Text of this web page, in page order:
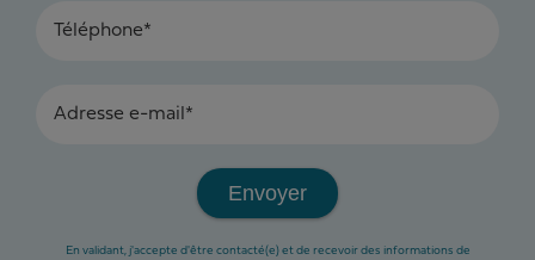
Téléphone*
Adresse e-mail*
Envoyer
En validant, j'accepte d'être contacté(e) et de recevoir des informations de